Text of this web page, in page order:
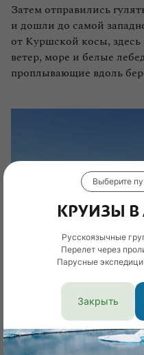
Затем отправились
и дошли до самой
от Куршской косы,
ветер, море и белые
проплывающие вдоль
Выберите
КРУИЗЫ
Русскоязычные
Перелет через
Парусные
Закрыть